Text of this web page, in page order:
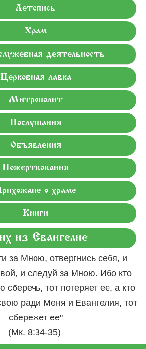
Летопись
Храм
деятельность
Церковная лавка
Митрополит
Послушания
Объявления
Пожертвования
о храме
Книги
из Евангелие
за Мною, отвергнись себя, и
и следуй за Мною. Ибо кто
сберечь, тот потеряет ее, а кто
ради Меня и Евангелия, тот
сбережет ее"
(Мк. 8:34-35).